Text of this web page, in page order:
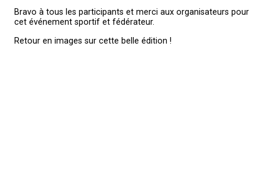
Bravo à tous les participants et merci aux organisateurs pour
cet événement sportif et fédérateur.
Retour en images sur cette belle édition !